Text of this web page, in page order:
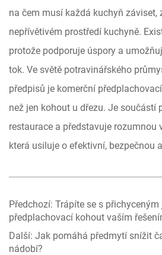
na čem musí každá kuchyň záviset,
nepřívětivém prostředí kuchyně.
protože podporuje úspory a
tok. Ve světě potravinářského
předpisů je komerční
než jen kohout u dřezu. Je součástí
restaurace a představuje rozumnou
která usiluje o efektivní, bezpečnou
Předchozí: Trápíte se s
předplachovací kohout vaším
Další: Jak pomáhá předmytí snížit
nádobí?